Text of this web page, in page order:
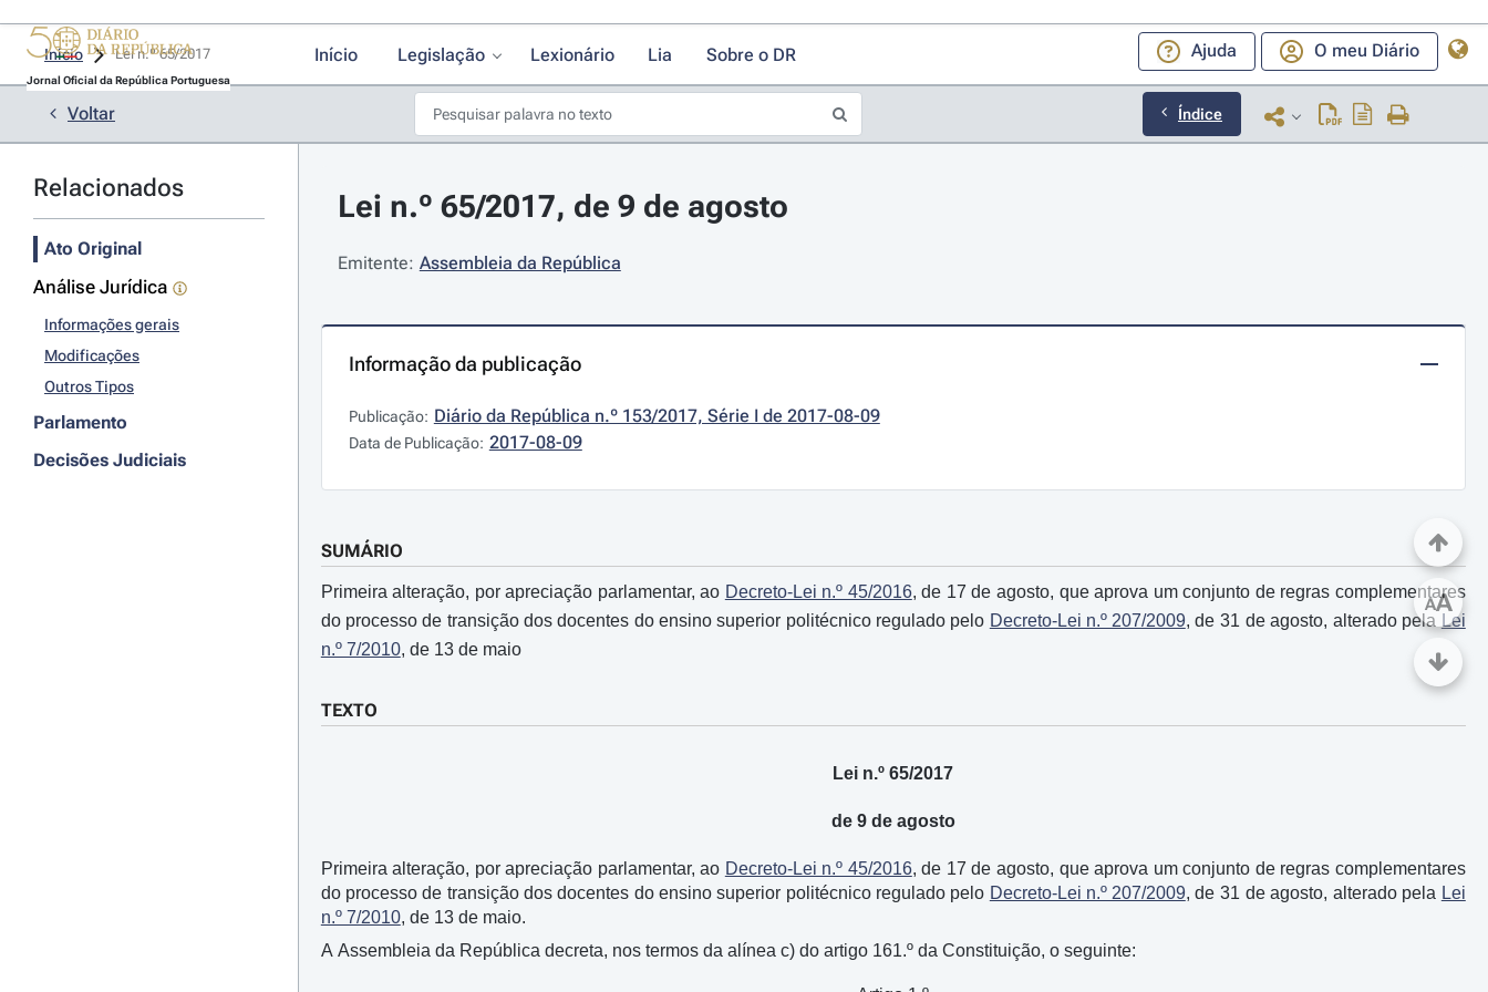
Jornal Oficial da República Portuguesa
Início Legislação Lexionário Lia Sobre o DR Ajuda O meu Diário
Início
Voltar Índice
Relacionados
Ato Original
Análise Jurídica
Informações gerais
Modificações
Outros Tipos
Parlamento
Decisões Judiciais
Lei n.º 65/2017, de 9 de agosto
Emitente: Assembleia da República
Informação da publicação
Publicação: Diário da República n.º 153/2017, Série I de 2017-08-09
Data de Publicação: 2017-08-09
SUMÁRIO
Primeira alteração, por apreciação parlamentar, ao Decreto-Lei n.º 45/2016, de 17 de agosto, que aprova um conjunto de regras complementares
do processo de transição dos docentes do ensino superior politécnico regulado pelo Decreto-Lei n.º 207/2009, de 31 de agosto, alterado pela Lei
n.º 7/2010, de 13 de maio
TEXTO
Lei n.º 65/2017
de 9 de agosto
Primeira alteração, por apreciação parlamentar, ao Decreto-Lei n.º 45/2016, de 17 de agosto, que aprova um conjunto de regras complementares
do processo de transição dos docentes do ensino superior politécnico regulado pelo Decreto-Lei n.º 207/2009, de 31 de agosto, alterado pela Lei
n.º 7/2010, de 13 de maio.
A Assembleia da República decreta, nos termos da alínea c) do artigo 161.º da Constituição, o seguinte:
AA